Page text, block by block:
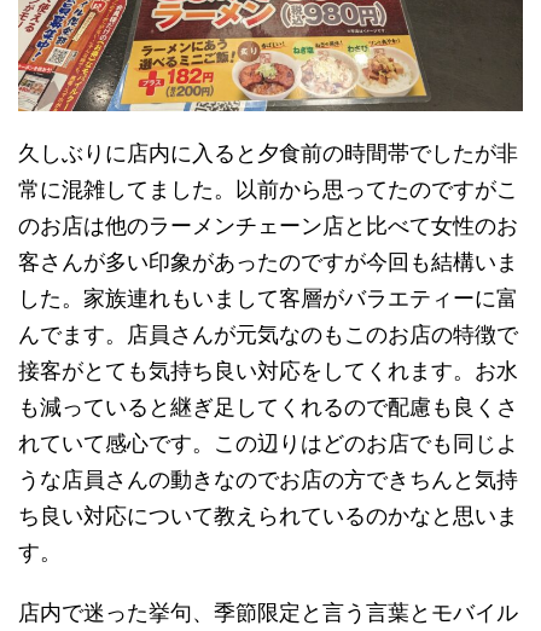
久しぶりに店内に入ると夕食前の時間帯でしたが非
常に混雑してました。以前から思ってたのですがこ
のお店は他のラーメンチェーン店と比べて女性のお
客さんが多い印象があったのですが今回も結構いま
した。家族連れもいまして客層がバラエティーに富
んでます。店員さんが元気なのもこのお店の特徴で
接客がとても気持ち良い対応をしてくれます。お水
も減っていると継ぎ足してくれるので配慮も良くさ
れていて感心です。この辺りはどのお店でも同じよ
うな店員さんの動きなのでお店の方できちんと気持
ち良い対応について教えられているのかなと思いま
す。
店内で迷った挙句、季節限定と言う言葉とモバイル